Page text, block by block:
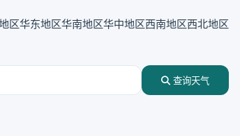
区华东地区华南地区华中地区西南地区西北地区
查询天气